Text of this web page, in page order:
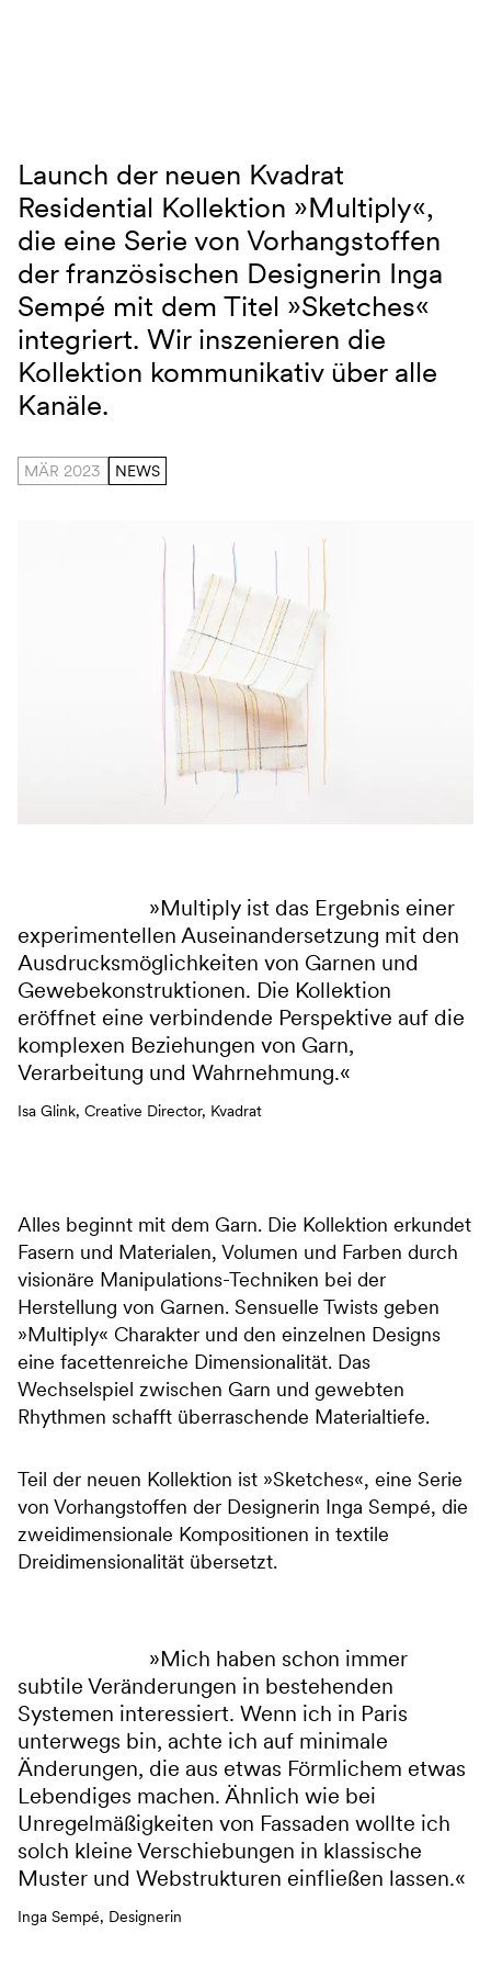
Kvadrat Multiply
Launch der neuen Kvadrat
Residential Kollektion »Multiply«,
die eine Serie von Vorhangstoffen
der französischen Designerin Inga
Sempé mit dem Titel »Sketches«
integriert. Wir inszenieren die
Kollektion kommunikativ über alle
Kanäle.
MÄR 2023 NEWS
Multiply ist das Ergebnis einer
experimentellen Auseinandersetzung mit den
Ausdrucksmöglichkeiten von Garnen und
Gewebekonstruktionen. Die Kollektion
eröffnet eine verbindende Perspektive auf die
komplexen Beziehungen von Garn,
Verarbeitung und Wahrnehmung.
Isa Glink, Creative Director, Kvadrat
Alles beginnt mit dem Garn. Die Kollektion erkundet
Fasern und Materialen, Volumen und Farben durch
visionäre Manipulations-Techniken bei der
Herstellung von Garnen. Sensuelle Twists geben
»Multiply« Charakter und den einzelnen Designs
eine facettenreiche Dimensionalität. Das
Wechselspiel zwischen Garn und gewebten
Rhythmen schafft überraschende Materialtiefe.
Teil der neuen Kollektion ist »Sketches«, eine Serie
von Vorhangstoffen der Designerin Inga Sempé, die
zweidimensionale Kompositionen in textile
Dreidimensionalität übersetzt.
Mich haben schon immer
subtile Veränderungen in bestehenden
Systemen interessiert. Wenn ich in Paris
unterwegs bin, achte ich auf minimale
Änderungen, die aus etwas Förmlichem etwas
Lebendiges machen. Ähnlich wie bei
Unregelmäßigkeiten von Fassaden wollte ich
solch kleine Verschiebungen in klassische
Muster und Webstrukturen einfließen lassen.
Inga Sempé, Designerin